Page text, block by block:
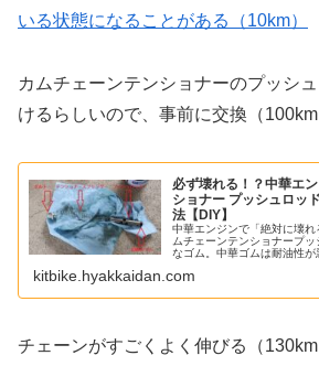
いる状態になることがある（10km）
カムチェーンテンショナーのプッシ
けるらしいので、事前に交換（100km
必ず壊れる！？中華エ
ショナー プッシュロッ
法【DIY】
中華エンジンで「絶対に壊
ムチェーンテンショナープ
なゴム。中華ゴムは耐油性
ブローしてしまうらしい。そ
kitbike.hyakkaidan.com
チェーンがすごくよく伸びる（130km